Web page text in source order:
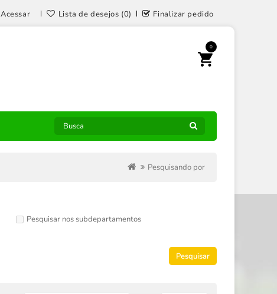
Acessar Lista de desejos (0) Finalizar pedido
0
Pesquisando por
Pesquisar nos subdepartamentos